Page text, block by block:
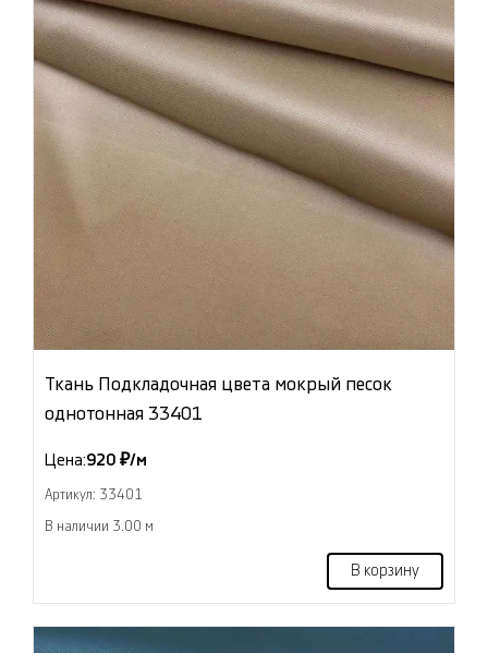
Ткань Подкладочная цвета мокрый песок
однотонная 33401
Цена:920 ₽/м
Артикул: 33401
В наличии 3.00 м
В корзину